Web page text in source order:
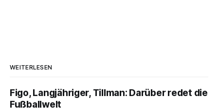
WEITERLESEN
Figo, Langjähriger, Tillman: Darüber redet die
Fußballwelt